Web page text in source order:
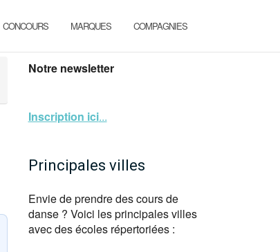
CONCOURS MARQUES COMPAGNIES
Notre newsletter
Inscription ici...
Principales villes
Envie de prendre des cours de
danse ? Voici les principales villes
avec des écoles répertoriées :